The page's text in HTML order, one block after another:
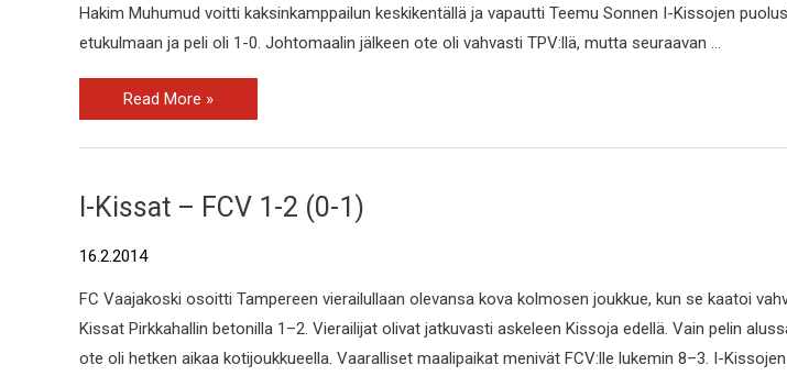
Hakim Muhumud voitti kaksinkamppailun keskikentällä ja vapautti Teemu Sonnen I-Kissojen
etukulmaan ja peli oli 1-0. Johtomaalin jälkeen ote oli vahvasti TPV:llä, mutta seuraavan …
Read More »
I-Kissat – FCV 1-2 (0-1)
16.2.2014
FC Vaajakoski osoitti Tampereen vierailullaan olevansa kova kolmosen joukkue, kun se kaatoi
Kissat Pirkkahallin betonilla 1–2. Vierailijat olivat jatkuvasti askeleen Kissoja edellä. Vain pelin
ote oli hetken aikaa kotijoukkueella. Vaaralliset maalipaikat menivät FCV:lle lukemin 8–3. I-
Kissat
FCV
1-
(0-
1)